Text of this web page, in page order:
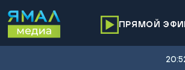
ПРЯМОЙ